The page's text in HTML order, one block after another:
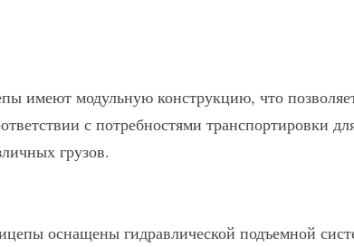
имеют модульную конструкцию, что
с потребностями транспортировки
грузов.
оснащены гидравлической подъемной